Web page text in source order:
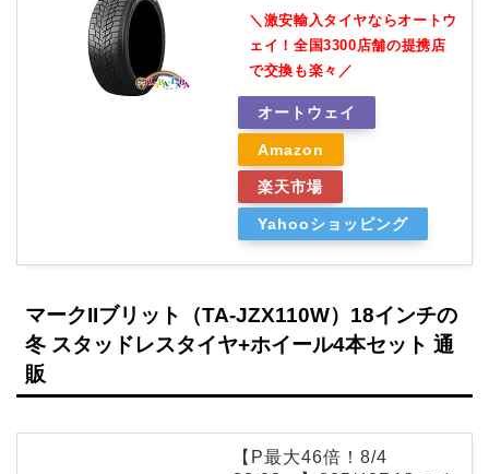
＼激安輸入タイヤならオートウ
ェイ！全国3300店舗の提携店
で交換も楽々／
オートウェイ
Amazon
楽天市場
Yahooショッピング
マークIIブリット（TA-JZX110W）18インチの
冬 スタッドレスタイヤ+ホイール4本セット 通
販
【P最大46倍！8/4